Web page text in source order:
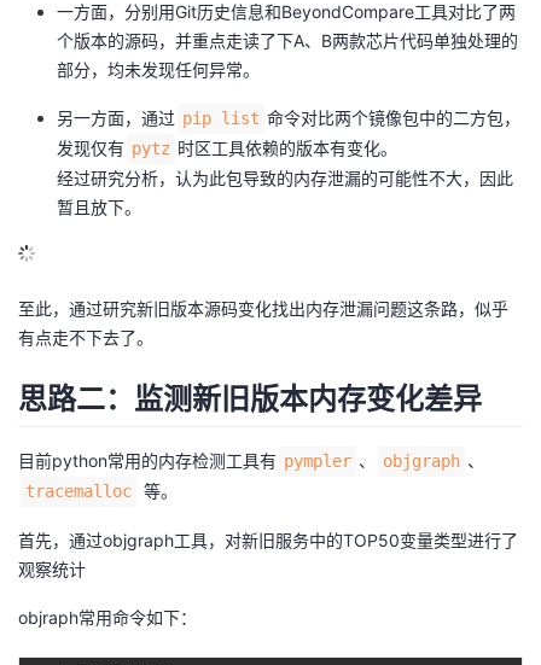
藏
一方面，分别用Git历史信息和BeyondCompare工具对比了两
个版本的源码，并重点走读了下A、B两款芯片代码单独处理的
部分，均未发现任何异常。
另一方面，通过 pip list 命令对比两个镜像包中的二方包，
发现仅有 pytz 时区工具依赖的版本有变化。
经过研究分析，认为此包导致的内存泄漏的可能性不大，因此
暂且放下。
至此，通过研究新旧版本源码变化找出内存泄漏问题这条路，似乎
有点走不下去了。
思路二：监测新旧版本内存变化差异
目前python常用的内存检测工具有 pympler 、 objgraph 、
tracemalloc 等。
首先，通过objgraph工具，对新旧服务中的TOP50变量类型进行了
观察统计
objraph常用命令如下：